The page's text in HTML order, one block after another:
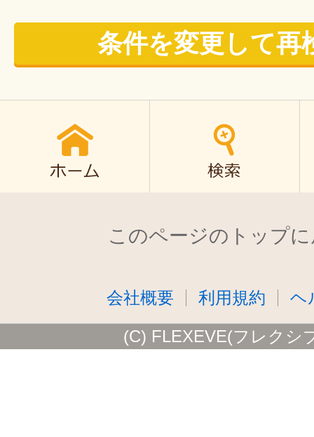
条件を変更して再
このページのトップ
会社概要 利用規約 ヘ
(C) FLEXEVE(フレクシ